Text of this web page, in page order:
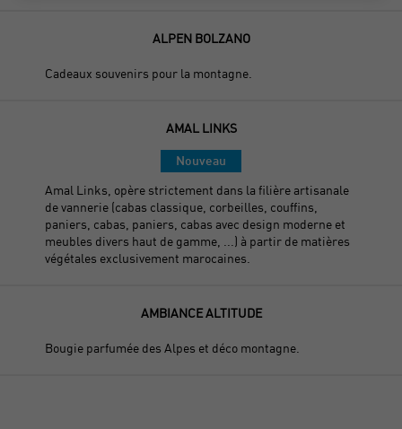
ALPEN BOLZANO
Cadeaux souvenirs pour la montagne.
AMAL LINKS
Nouveau
Amal Links, opère strictement dans la filière artisanale
de vannerie (cabas classique, corbeilles, couffins,
paniers, cabas, paniers, cabas avec design moderne et
meubles divers haut de gamme, ...) à partir de matières
végétales exclusivement marocaines.
AMBIANCE ALTITUDE
Bougie parfumée des Alpes et déco montagne.